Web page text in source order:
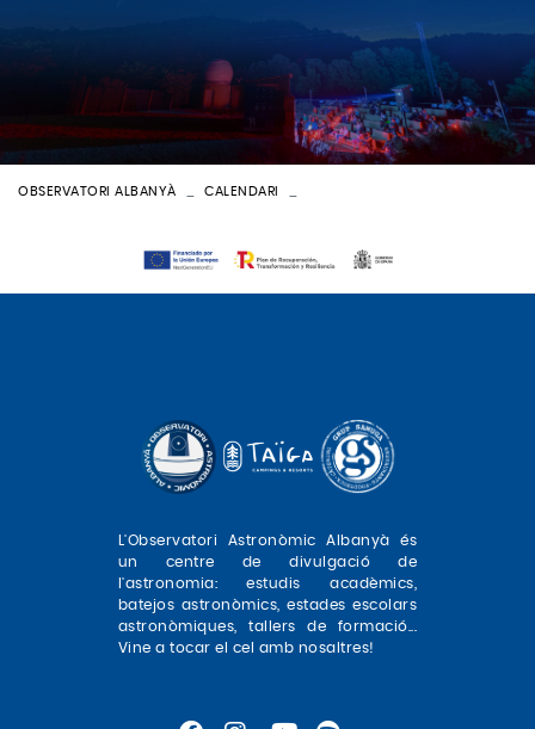
OBSERVATORI ALBANYÀ CALENDARI
L'Observatori Astronòmic Albanyà és
un centre de divulgació de
l'astronomia: estudis acadèmics,
batejos astronòmics, estades escolars
astronòmiques, tallers de formació...
Vine a tocar el cel amb nosaltres!